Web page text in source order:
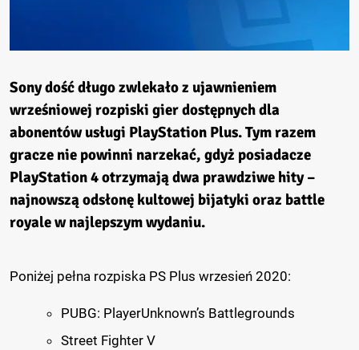
Sony dość długo zwlekało z ujawnieniem
wrześniowej rozpiski gier dostępnych dla
abonentów usługi PlayStation Plus. Tym razem
gracze nie powinni narzekać, gdyż posiadacze
PlayStation 4 otrzymają dwa prawdziwe hity –
najnowszą odsłonę kultowej bijatyki oraz battle
royale w najlepszym wydaniu.
Poniżej pełna rozpiska PS Plus wrzesień 2020:
PUBG: PlayerUnknown’s Battlegrounds
Street Fighter V